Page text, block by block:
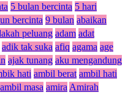
5 bulan bercinta 5 hari
bercinta 9 bulan abaikan
peluang adam adat
adik tak suka afiq agama age
ajak tunang aku mengandung
hati ambil berat ambil hati
ambil masa amira Amirah